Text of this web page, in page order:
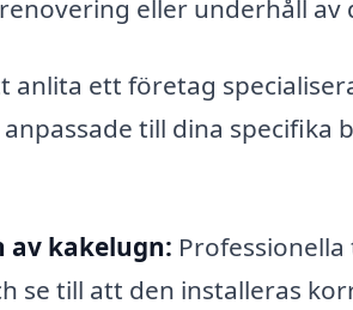
eller underhåll av
anlita ett företag
till dina specifika
kakelugn:
se till att den installeras